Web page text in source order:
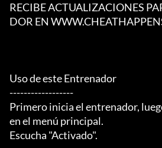
RECIBE ACTUALIZACIONES
DOR EN
Uso de este Entrenador
------------------
Primero inicia el entrenador,
en el menú principal.
Escucha "Activado".